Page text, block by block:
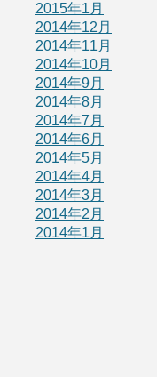
2015年1月
2014年12月
2014年11月
2014年10月
2014年9月
2014年8月
2014年7月
2014年6月
2014年5月
2014年4月
2014年3月
2014年2月
2014年1月